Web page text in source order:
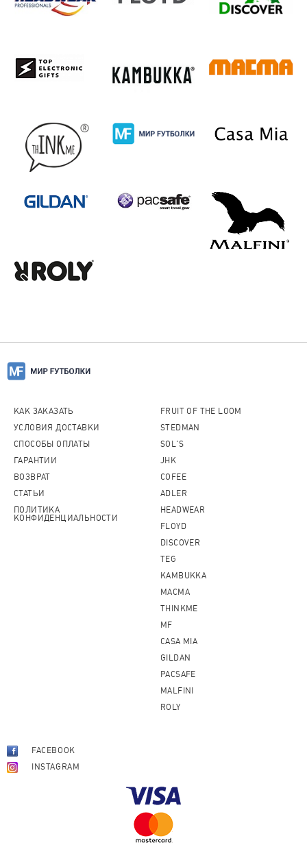
КАК ЗАКАЗАТЬ
УСЛОВИЯ ДОСТАВКИ
СПОСОБЫ ОПЛАТЫ
ГАРАНТИИ
ВОЗВРАТ
СТАТЬИ
ПОЛИТИКА
КОНФИДЕНЦИАЛЬНОСТИ
FRUIT OF THE LOOM
STEDMAN
SOL'S
JHK
COFEE
ADLER
HEADWEAR
FLOYD
DISCOVER
TEG
KAMBUKKA
MACMA
THINKME
MF
CASA MIA
GILDAN
PACSAFE
MALFINI
ROLY
FACEBOOK
INSTAGRAM